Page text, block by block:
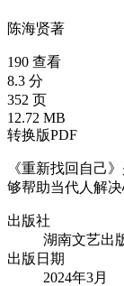
陈海贤著
190 查看
8.3 分
352 页
12.72 MB
转换版PDF
《重新找回自己
够帮助当代人解决
出版社
湖南文艺出
出版日期
2024年3月